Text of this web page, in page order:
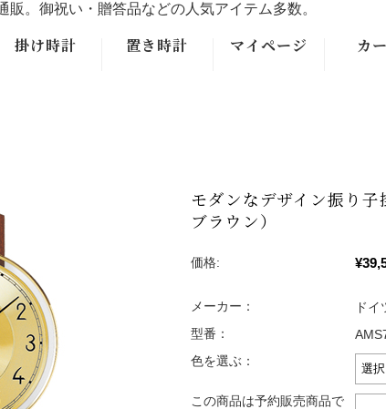
。御祝い・贈答品などの人気アイテム多数。
掛け時計
振り子掛時計
おしゃれなレ
トロデザイン
掛時計
置き時計
大型フロアー
クロック置時
マイページ カ
モダンなデザイン振り
ブラウン）
価格:
メーカー：
ド
型番：
色を選ぶ：
この商品は予約販売商品で